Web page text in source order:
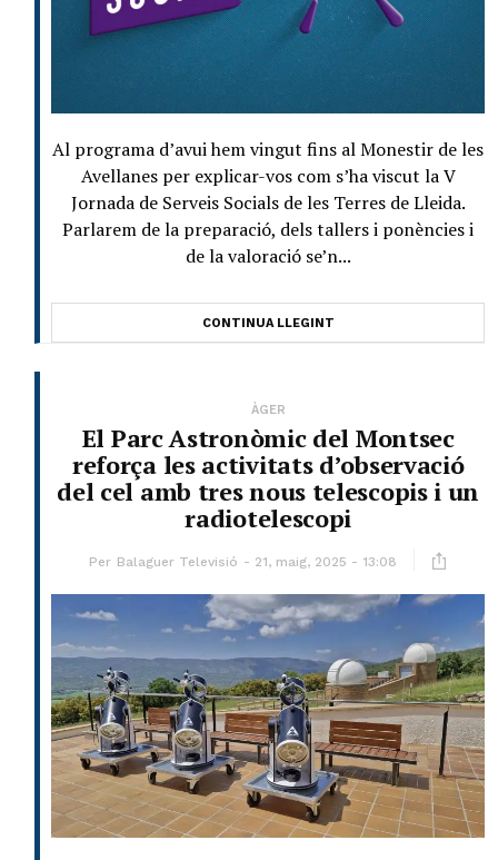
Al programa d’avui hem vingut fins al Monestir de les
Avellanes per explicar-vos com s’ha viscut la V
Jornada de Serveis Socials de les Terres de Lleida.
Parlarem de la preparació, dels tallers i ponències i
de la valoració se’n...
CONTINUA LLEGINT
ÀGER
El Parc Astronòmic del Montsec
reforça les activitats d’observació
del cel amb tres nous telescopis i un
radiotelescopi
Per Balaguer Televisió 21, maig, 2025 - 13:08